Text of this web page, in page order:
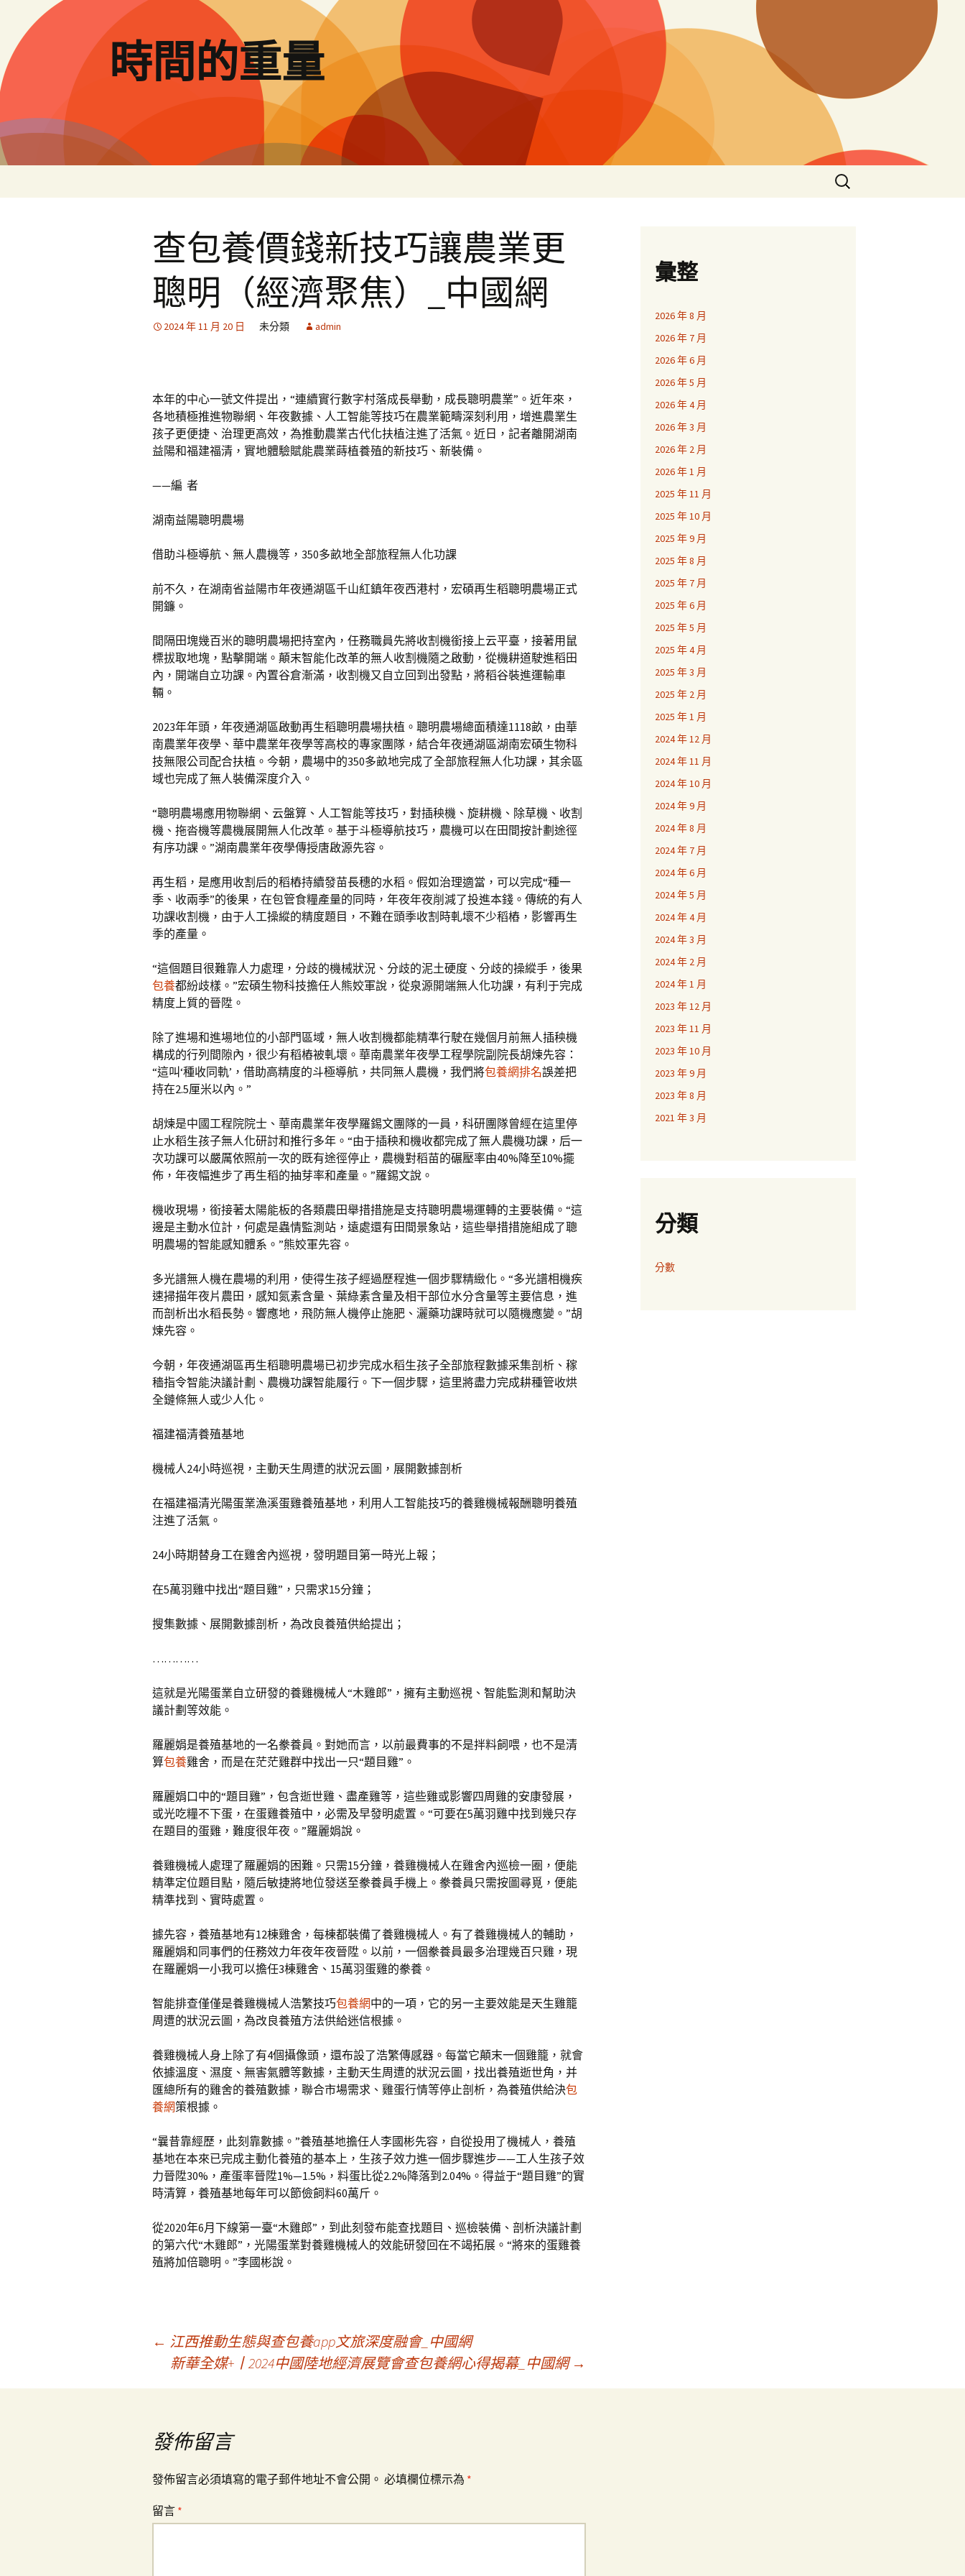
要
內
容
時間的重量
搜
尋
查包養價錢新技巧讓農業更
聰明（經濟聚焦）_中國網
2024 年 11 月 20 日 未分類 admin
本年的中心一號文件提出，“連續實行數字村落成長舉動，成長聰明農業”。近年來，
各地積極推進物聯網、年夜數據、人工智能等技巧在農業範疇深刻利用，增進農業生
孩子更便捷、治理更高效，為推動農業古代化扶植注進了活氣。近日，記者離開湖南
益陽和福建福清，實地體驗賦能農業蒔植養殖的新技巧、新裝備。
——編 者
湖南益陽聰明農場
借助斗極導航、無人農機等，350多畝地全部旅程無人化功課
前不久，在湖南省益陽市年夜通湖區千山紅鎮年夜西港村，宏碩再生稻聰明農場正式
開鐮。
間隔田塊幾百米的聰明農場把持室內，任務職員先將收割機銜接上云平臺，接著用鼠
標拔取地塊，點擊開端。顛末智能化改革的無人收割機隨之啟動，從機耕道駛進稻田
內，開端自立功課。內置谷倉漸滿，收割機又自立回到出發點，將稻谷裝進運輸車
輛。
2023年年頭，年夜通湖區啟動再生稻聰明農場扶植。聰明農場總面積達1118畝，由華
南農業年夜學、華中農業年夜學等高校的專家團隊，結合年夜通湖區湖南宏碩生物科
技無限公司配合扶植。今朝，農場中的350多畝地完成了全部旅程無人化功課，其余區
域也完成了無人裝備深度介入。
“聰明農場應用物聯網、云盤算、人工智能等技巧，對插秧機、旋耕機、除草機、收割
機、拖沓機等農機展開無人化改革。基于斗極導航技巧，農機可以在田間按計劃途徑
有序功課。”湖南農業年夜學傳授唐啟源先容。
再生稻，是應用收割后的稻樁持續發苗長穗的水稻。假如治理適當，可以完成“種一
季、收兩季”的後果，在包管食糧產量的同時，年夜年夜削減了投進本錢。傳統的有人
功課收割機，由于人工操縱的精度題目，不難在頭季收割時軋壞不少稻樁，影響再生
季的產量。
“這個題目很難靠人力處理，分歧的機械狀況、分歧的泥土硬度、分歧的操縱手，後果
包養都紛歧樣。”宏碩生物科技擔任人熊姣軍說，從泉源開端無人化功課，有利于完成
精度上質的晉陞。
除了進場和進場地位的小部門區域，無人收割機都能精準行駛在幾個月前無人插秧機
構成的行列間隙內，很少有稻樁被軋壞。華南農業年夜學工程學院副院長胡煉先容：
“這叫‘種收同軌’，借助高精度的斗極導航，共同無人農機，我們將包養網排名誤差把
持在2.5厘米以內。”
胡煉是中國工程院院士、華南農業年夜學羅錫文團隊的一員，科研團隊曾經在這里停
止水稻生孩子無人化研討和推行多年。“由于插秧和機收都完成了無人農機功課，后一
次功課可以嚴厲依照前一次的既有途徑停止，農機對稻苗的碾壓率由40%降至10%擺
佈，年夜幅進步了再生稻的抽芽率和產量。”羅錫文說。
機收現場，銜接著太陽能板的各類農田舉措措施是支持聰明農場運轉的主要裝備。“這
邊是主動水位計，何處是蟲情監測站，遠處還有田間景象站，這些舉措措施組成了聰
明農場的智能感知體系。”熊姣軍先容。
多光譜無人機在農場的利用，使得生孩子經過歷程進一個步驟精緻化。“多光譜相機疾
速掃描年夜片農田，感知氮素含量、葉綠素含量及相干部位水分含量等主要信息，進
而剖析出水稻長勢。響應地，飛防無人機停止施肥、灑藥功課時就可以隨機應變。”胡
煉先容。
今朝，年夜通湖區再生稻聰明農場已初步完成水稻生孩子全部旅程數據采集剖析、稼
穡指令智能決議計劃、農機功課智能履行。下一個步驟，這里將盡力完成耕種管收烘
全鏈條無人或少人化。
福建福清養殖基地
機械人24小時巡視，主動天生周遭的狀況云圖，展開數據剖析
在福建福清光陽蛋業漁溪蛋雞養殖基地，利用人工智能技巧的養雞機械報酬聰明養殖
注進了活氣。
24小時期替身工在雞舍內巡視，發明題目第一時光上報；
在5萬羽雞中找出“題目雞”，只需求15分鐘；
搜集數據、展開數據剖析，為改良養殖供給提出；
…………
這就是光陽蛋業自立研發的養雞機械人“木雞郎”，擁有主動巡視、智能監測和幫助決
議計劃等效能。
羅麗娟是養殖基地的一名豢養員。對她而言，以前最費事的不是拌料飼喂，也不是清
算包養雞舍，而是在茫茫雞群中找出一只“題目雞”。
羅麗娟口中的“題目雞”，包含逝世雞、盡產雞等，這些雞或影響四周雞的安康發展，
或光吃糧不下蛋，在蛋雞養殖中，必需及早發明處置。“可要在5萬羽雞中找到幾只存
在題目的蛋雞，難度很年夜。”羅麗娟說。
養雞機械人處理了羅麗娟的困難。只需15分鐘，養雞機械人在雞舍內巡檢一圈，便能
精準定位題目點，隨后敏捷將地位發送至豢養員手機上。豢養員只需按圖尋覓，便能
精準找到、實時處置。
據先容，養殖基地有12棟雞舍，每棟都裝備了養雞機械人。有了養雞機械人的輔助，
羅麗娟和同事們的任務效力年夜年夜晉陞。以前，一個豢養員最多治理幾百只雞，現
在羅麗娟一小我可以擔任3棟雞舍、15萬羽蛋雞的豢養。
智能排查僅僅是養雞機械人浩繁技巧包養網中的一項，它的另一主要效能是天生雞籠
周遭的狀況云圖，為改良養殖方法供給迷信根據。
養雞機械人身上除了有4個攝像頭，還布設了浩繁傳感器。每當它顛末一個雞籠，就會
依據溫度、濕度、無害氣體等數據，主動天生周遭的狀況云圖，找出養殖逝世角，并
匯總所有的雞舍的養殖數據，聯合市場需求、雞蛋行情等停止剖析，為養殖供給決包
養網策根據。
“曩昔靠經歷，此刻靠數據。”養殖基地擔任人李國彬先容，自從投用了機械人，養殖
基地在本來已完成主動化養殖的基本上，生孩子效力進一個步驟進步——工人生孩子效
力晉陞30%，產蛋率晉陞1%—1.5%，料蛋比從2.2%降落到2.04%。得益于“題目雞”的實
時清算，養殖基地每年可以節儉飼料60萬斤。
從2020年6月下線第一臺“木雞郎”，到此刻發布能查找題目、巡檢裝備、剖析決議計劃
的第六代“木雞郎”，光陽蛋業對養雞機械人的效能研發回在不竭拓展。“將來的蛋雞養
殖將加倍聰明。”李國彬說。
章
← 江西推動生態與查包養app文旅深度融會_中國網
新華全媒+丨2024中國陸地經濟展覽會查包養網心得揭幕_中國網 →
發佈留言
發佈留言必須填寫的電子郵件地址不會公開。 必填欄位標示為 *
留言 *
彙整
2026 年 8 月
2026 年 7 月
2026 年 6 月
2026 年 5 月
2026 年 4 月
2026 年 3 月
2026 年 2 月
2026 年 1 月
2025 年 11 月
2025 年 10 月
2025 年 9 月
2025 年 8 月
2025 年 7 月
2025 年 6 月
2025 年 5 月
2025 年 4 月
2025 年 3 月
2025 年 2 月
2025 年 1 月
2024 年 12 月
2024 年 11 月
2024 年 10 月
2024 年 9 月
2024 年 8 月
2024 年 7 月
2024 年 6 月
2024 年 5 月
2024 年 4 月
2024 年 3 月
2024 年 2 月
2024 年 1 月
2023 年 12 月
2023 年 11 月
2023 年 10 月
2023 年 9 月
2023 年 8 月
2021 年 3 月
分類
分數